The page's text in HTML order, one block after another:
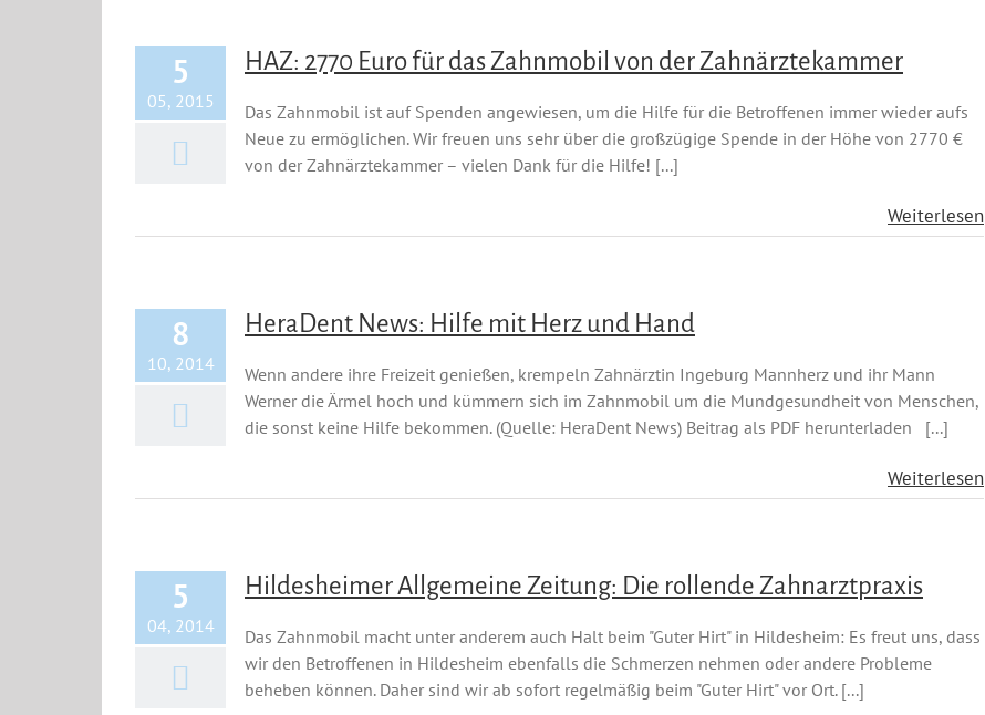
5
05, 2015
HAZ: 2770 Euro für das Zahnmobil von der Zahnärztekammer
Das Zahnmobil ist auf Spenden angewiesen, um die Hilfe für die Betroffenen immer wieder aufs
Neue zu ermöglichen. Wir freuen uns sehr über die großzügige Spende in der Höhe von 2770 €
von der Zahnärztekammer – vielen Dank für die Hilfe! [...]
Weiterlesen
8
10, 2014
HeraDent News: Hilfe mit Herz und Hand
Wenn andere ihre Freizeit genießen, krempeln Zahnärztin Ingeburg Mannherz und ihr Mann
Werner die Ärmel hoch und kümmern sich im Zahnmobil um die Mundgesundheit von Menschen,
die sonst keine Hilfe bekommen. (Quelle: HeraDent News) Beitrag als PDF herunterladen [...]
Weiterlesen
5
04, 2014
Hildesheimer Allgemeine Zeitung: Die rollende Zahnarztpraxis
Das Zahnmobil macht unter anderem auch Halt beim "Guter Hirt" in Hildesheim: Es freut uns, dass
wir den Betroffenen in Hildesheim ebenfalls die Schmerzen nehmen oder andere Probleme
beheben können. Daher sind wir ab sofort regelmäßig beim "Guter Hirt" vor Ort. [...]